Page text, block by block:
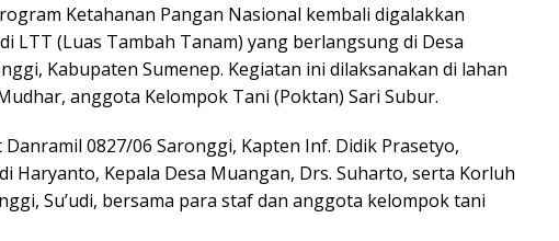
Ketahanan Pangan Nasional kembali digalakkan
LTT (Luas Tambah Tanam) yang berlangsung di Desa
Kabupaten Sumenep. Kegiatan ini dilaksanakan di lahan
anggota Kelompok Tani (Poktan) Sari Subur.
0827/06 Saronggi, Kapten Inf. Didik Prasetyo,
Haryanto, Kepala Desa Muangan, Drs. Suharto, serta Korluh
Su’udi, bersama para staf dan anggota kelompok tani